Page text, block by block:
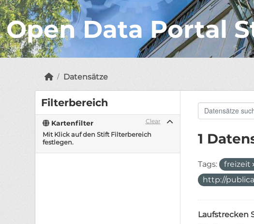
Open Data Portal
Datensätze
Filterbereich
Clear
Kartenfilter
Mit Klick auf den Stift Filterbereich
festlegen.
1
Tags: freizeit
http://
Laufstrecken